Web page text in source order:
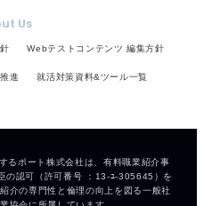
Us
Webテストコンテンツ 編集方針
進 就活対策資料&ツール一覧